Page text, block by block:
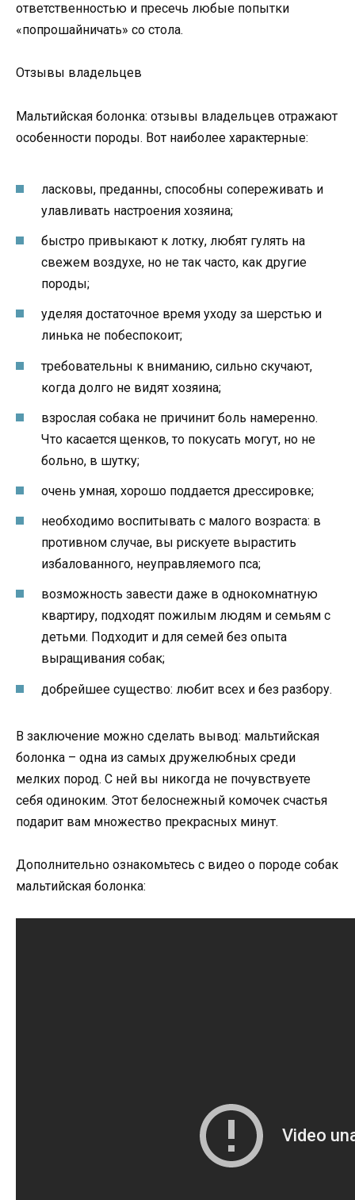
ответственностью и пресечь любые попытки
«попрошайничать» со стола.
Отзывы владельцев
Мальтийская болонка: отзывы владельцев отражают
особенности породы. Вот наиболее характерные:
ласковы, преданны, способны сопереживать и
улавливать настроения хозяина;
быстро привыкают к лотку, любят гулять на
свежем воздухе, но не так часто, как другие
породы;
уделяя достаточное время уходу за шерстью и
линька не побеспокоит;
требовательны к вниманию, сильно скучают,
когда долго не видят хозяина;
взрослая собака не причинит боль намеренно.
Что касается щенков, то покусать могут, но не
больно, в шутку;
очень умная, хорошо поддается дрессировке;
необходимо воспитывать с малого возраста: в
противном случае, вы рискуете вырастить
избалованного, неуправляемого пса;
возможность завести даже в однокомнатную
квартиру, подходят пожилым людям и семьям с
детьми. Подходит и для семей без опыта
выращивания собак;
добрейшее существо: любит всех и без разбору.
В заключение можно сделать вывод: мальтийская
болонка – одна из самых дружелюбных среди
мелких пород. С ней вы никогда не почувствуете
себя одиноким. Этот белоснежный комочек счастья
подарит вам множество прекрасных минут.
Дополнительно ознакомьтесь с видео о породе собак
мальтийская болонка: